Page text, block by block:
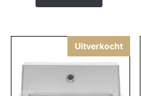
Uitverkocht